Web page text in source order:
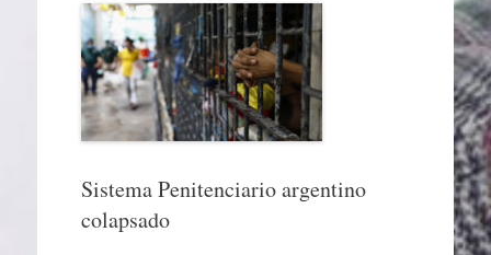
Sistema Penitenciario argentino
colapsado